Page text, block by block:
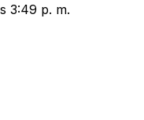
3:49 p. m.